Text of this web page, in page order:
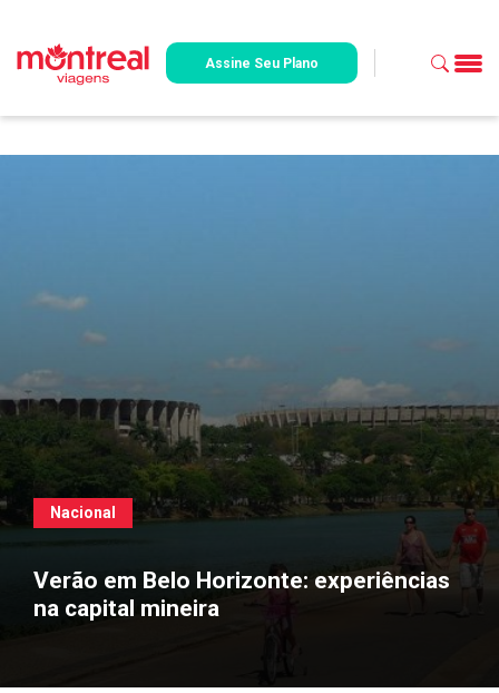
Assine Seu Plano
Nacional
Verão em Belo Horizonte: experiências
na capital mineira